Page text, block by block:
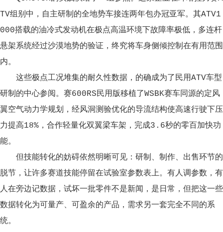
TV组别中，自主研制的全地势车接连两年包办冠亚军。其ATV1
000搭载的油冷式发动机在极点高温环境下故障率极低，多连杆
悬架系统经过沙漠地势的验证，终究将车身侧倾控制在有用范围
内。
这些极点工况堆集的耐久性数据，的确成为了民用ATV车型
研制的中心参阅。赛600RS民用版移植了WSBK赛车同源的定风
翼空气动力学规划，经风洞测验优化的导流结构使高速行驶下压
力提高18%，合作轻量化双翼梁车架，完成3.6秒的零百加快功
能。
但技能转化的妨碍依然明晰可见：研制、制作、出售环节的
脱节，让许多赛道技能停留在试验室参数表上。有人调参数，有
人在旁边记数据，试坏一批零件不是新闻，是日常，但把这一些
数据转化为可量产、可盈余的产品，需求另一套完全不同的系
统。